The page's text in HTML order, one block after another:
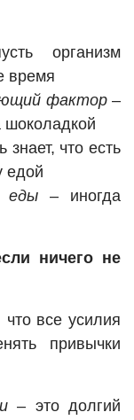
организм
время
фактор–
шоколадкой
знает, что есть
едой
еды– иногда
ничего не
все усилия
привычки
– это долгий